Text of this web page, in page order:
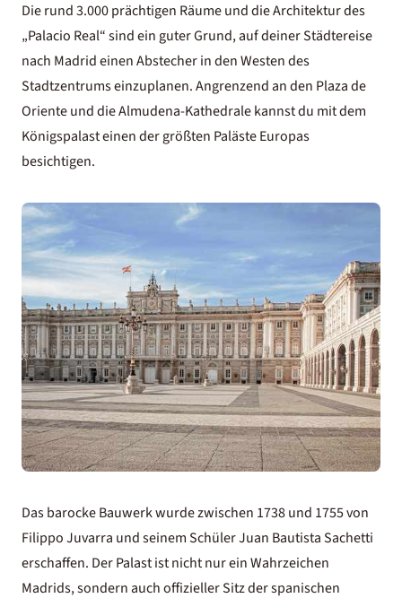
Die rund 3.000 prächtigen Räume und die Architektur des
„Palacio Real“ sind ein guter Grund, auf deinerStädtereise
nach Madrideinen Abstecher in den Westen des
Stadtzentrums einzuplanen. Angrenzend an den Plaza de
Oriente und die Almudena-Kathedrale kannst du mit dem
Königspalast einen der größten Paläste Europas
besichtigen.
Das barocke Bauwerk wurde zwischen 1738 und 1755 von
Filippo Juvarra und seinem Schüler Juan Bautista Sachetti
erschaffen. Der Palast ist nicht nur ein Wahrzeichen
Madrids, sondern auch offizieller Sitz der spanischen